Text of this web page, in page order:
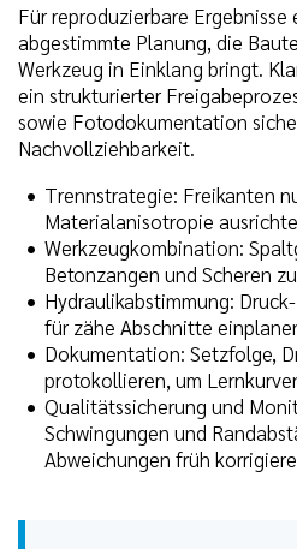
Für reproduzierbare
abgestimmte Planung, die
Werkzeug in Einklang bringt.
ein strukturierter
sowie Fotodokumentation
Nachvollziehbarkeit.
Trennstrategie: Freikanten
Materialanisotropie
Werkzeugkombination:
Betonzangen und Scheren
Hydraulikabstimmung:
für zähe Abschnitte
Dokumentation: Setzfolge,
protokollieren, um
Qualitätssicherung und
Schwingungen und
Abweichungen früh